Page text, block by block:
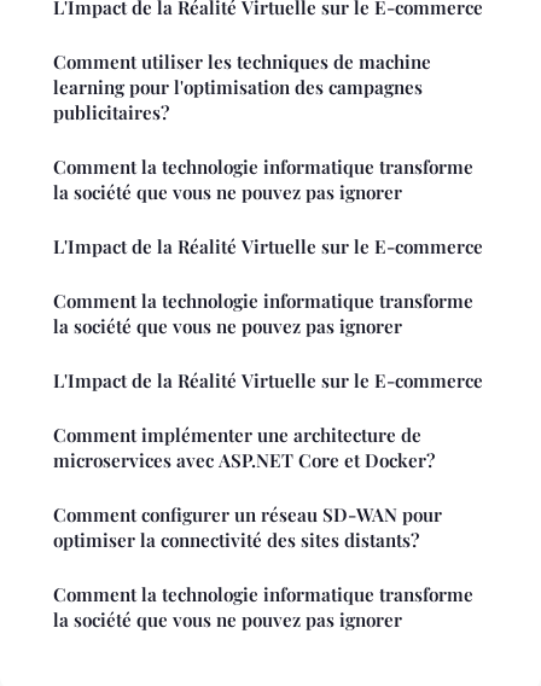
L'Impact de la Réalité Virtuelle sur le E-commerce
Comment utiliser les techniques de machine
learning pour l'optimisation des campagnes
publicitaires?
Comment la technologie informatique transforme
la société que vous ne pouvez pas ignorer
L'Impact de la Réalité Virtuelle sur le E-commerce
Comment la technologie informatique transforme
la société que vous ne pouvez pas ignorer
L'Impact de la Réalité Virtuelle sur le E-commerce
Comment implémenter une architecture de
microservices avec ASP.NET Core et Docker?
Comment configurer un réseau SD-WAN pour
optimiser la connectivité des sites distants?
Comment la technologie informatique transforme
la société que vous ne pouvez pas ignorer